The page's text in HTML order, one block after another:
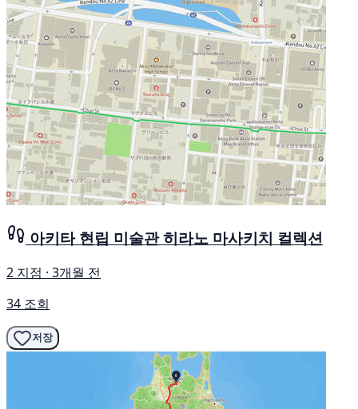
아키타 현립 미술관 히라노 마사키치 컬렉션
2 지점 · 3개월 전
34 조회
저장